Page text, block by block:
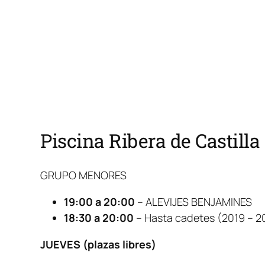
Piscina Ribera de Castilla
GRUPO MENORES
19:00 a 20:00 – ALEVIJES BENJAMINES
18:30 a 20:00 – Hasta cadetes (2019 –
JUEVES (plazas libres)